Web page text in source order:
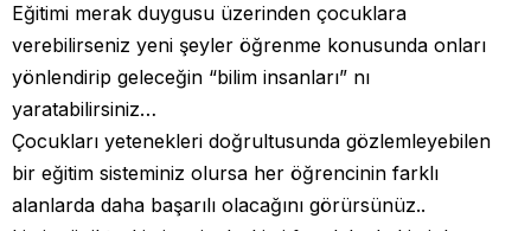
Eğitimi merak duygusu üzerinden çocuklara
verebilirseniz yeni şeyler öğrenme konusunda onları
yönlendirip geleceğin “bilim insanları” nı
yaratabilirsiniz…
Çocukları yetenekleri doğrultusunda gözlemleyebilen
bir eğitim sisteminiz olursa her öğrencinin farklı
alanlarda daha başarılı olacağını görürsünüz..